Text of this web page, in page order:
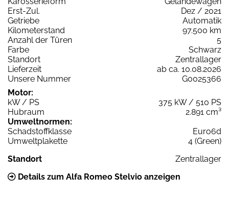
Erst-Zul.
Dez / 2021
Getriebe
Automatik
Kilometerstand
97.500 km
Anzahl der Türen
5
Farbe
Schwarz
Standort
Zentrallager
Lieferzeit
ab ca. 10.08.2026
Unsere Nummer
G0025366
Motor:
kW / PS
375 kW / 510 PS
Hubraum
2.891 cm³
Umweltnormen:
Schadstoffklasse
Euro6d
Umweltplakette
4 (Green)
Standort
Zentrallager
Details zum Alfa Romeo Stelvio anzeigen